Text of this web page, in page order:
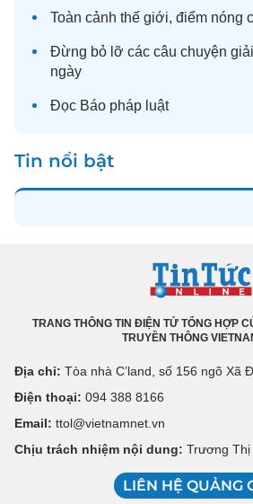
Toàn cảnh thế giới, điểm nóng
Đừng bỏ lỡ các câu chuyện
ngày
Đọc Báo pháp luật
Tin nổi bật
TRANG THÔNG TIN ĐIỆN TỬ TỔNG HỢP
TRUYỀN THÔNG
Địa chỉ: Tòa nhà C’land, số 156 ngõ Xã
Điện thoại: 094 388 8166
Email: ttol@vietnamnet.vn
Chịu trách nhiệm nội dung: Trương Thị
LIÊN HỆ QUẢNG